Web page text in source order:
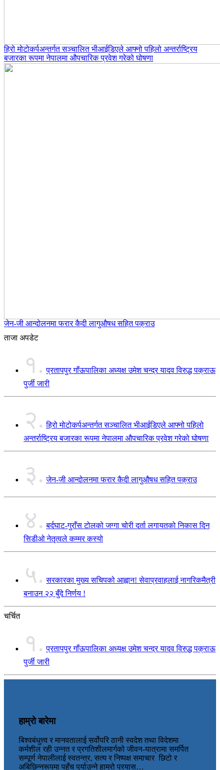
हिरो मोटोकर्पअन्तर्गत सञ्चालित भीआईडिएले आफ्नो पहिलो अन्तर्राष्ट्रिय
बजारका रूपमा नेपालमा औपचारिक प्रवेश गरेको घोषणा
जेन-जी आन्दोलनमा फरार कैदी लागुऔषध सहित पक्राउ
ताजा अपडेट
१. प्रतापपुर गाँऊपालिका अध्यक्ष उमेश चन्द्र यादव विरुद्ध पक्राऊ
पुर्जी जारी
२. हिरो मोटोकर्पअन्तर्गत सञ्चालित भीआईडिएले आफ्नो पहिलो
अन्तर्राष्ट्रिय बजारका रूपमा नेपालमा औपचारिक प्रवेश गरेको घोषणा
३. जेन-जी आन्दोलनमा फरार कैदी लागुऔषध सहित पक्राउ
४. बर्दघाट-गुराँस टोलको जग्गा चोरी दर्ता लगायतको निकास दिन
सिडीओ नेतृत्वले कम्मर कस्यो
५. सरकारका मुख्य सचिपको आह्वान! सेवाप्रवाहलाई नागरिकमैत्री
बनाउन २२ बुँदे निर्णय !
चर्चित
१. प्रतापपुर गाँऊपालिका अध्यक्ष उमेश चन्द्र यादव विरुद्ध पक्राऊ
पुर्जी जारी
हाम्रो बारेमा
बिश्वबंधुत्त्व र मानवतालाई सर्वोपरि ठानी स्वदेश तथा विदेशमा
कर्मशील रही उन्नत र प्रगतिशीलमार्गको जीवन-यात्रामा समर्पित
सम्पूर्ण नेपालीलाई स्वतन्त्र, सत्य र निष्पक्ष समाचार छिटो र
अबिछिन्नरूपमा पहुँच पुर्याउन्ने हाम्रो प्रयास…